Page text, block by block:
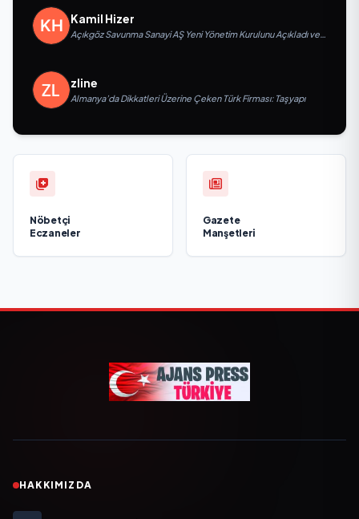
Kamil Hizer
Açıkgöz Savunma Sanayi AŞ Yeni Yönetim Kurulunu Açıkladı ve
zline
Almanya’da Dikkatleri Üzerine Çeken Türk Firması: Taşyapı
Nöbetçi
Eczaneler
Gazete
Manşetleri
HAKKIMIZDA